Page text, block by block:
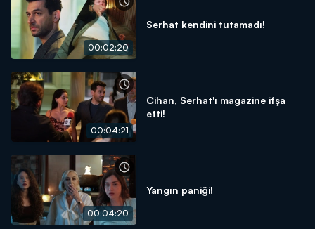
00:02:20
Serhat kendini tutamadı!
00:04:21
Cihan, Serhat'ı magazine ifşa
etti!
00:04:20
Yangın paniği!